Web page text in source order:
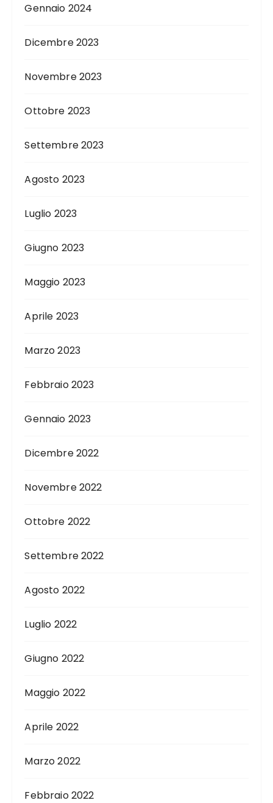
Gennaio 2024
Dicembre 2023
Novembre 2023
Ottobre 2023
Settembre 2023
Agosto 2023
Luglio 2023
Giugno 2023
Maggio 2023
Aprile 2023
Marzo 2023
Febbraio 2023
Gennaio 2023
Dicembre 2022
Novembre 2022
Ottobre 2022
Settembre 2022
Agosto 2022
Luglio 2022
Giugno 2022
Maggio 2022
Aprile 2022
Marzo 2022
Febbraio 2022